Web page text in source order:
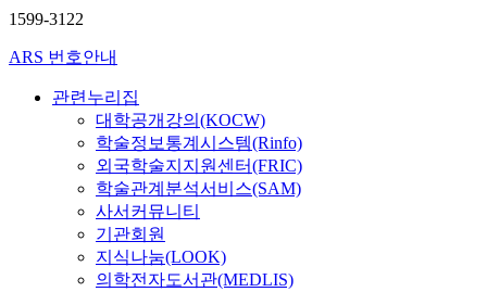
1599-3122
ARS 번호안내
관련누리집
대학공개강의(KOCW)
학술정보통계시스템(Rinfo)
외국학술지지원센터(FRIC)
학술관계분석서비스(SAM)
사서커뮤니티
기관회원
지식나눔(LOOK)
의학전자도서관(MEDLIS)